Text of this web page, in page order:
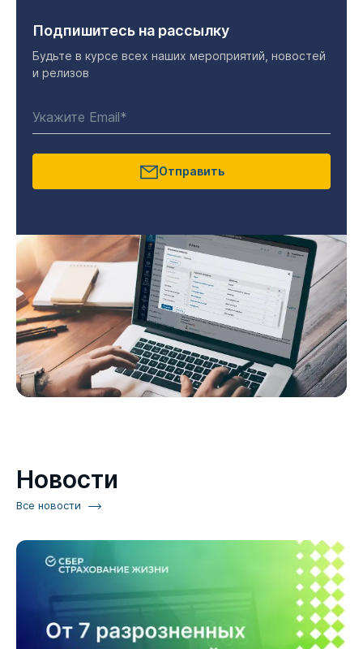
Подпишитесь на рассылку
Будьте в курсе всех наших мероприятий, новостей
и релизов
Отправить
Новости
Все новости